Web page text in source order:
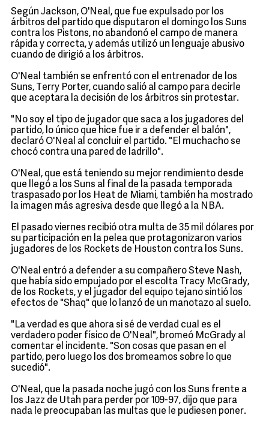
Según Jackson, O'Neal, que fue expulsado por los
árbitros del partido que disputaron el domingo los Suns
contra los Pistons, no abandonó el campo de manera
rápida y correcta, y además utilizó un lenguaje abusivo
cuando de dirigió a los árbitros.
O'Neal también se enfrentó con el entrenador de los
Suns, Terry Porter, cuando salió al campo para decirle
que aceptara la decisión de los árbitros sin protestar.
"No soy el tipo de jugador que saca a los jugadores del
partido, lo único que hice fue ir a defender el balón",
declaró O'Neal al concluir el partido. "El muchacho se
chocó contra una pared de ladrillo".
O'Neal, que está teniendo su mejor rendimiento desde
que llegó a los Suns al final de la pasada temporada
traspasado por los Heat de Miami, también ha mostrado
la imagen más agresiva desde que llegó a la NBA.
El pasado viernes recibió otra multa de 35 mil dólares por
su participación en la pelea que protagonizaron varios
jugadores de los Rockets de Houston contra los Suns.
O'Neal entró a defender a su compañero Steve Nash,
que había sido empujado por el escolta Tracy McGrady,
de los Rockets, y el jugador del equipo tejano sintió los
efectos de "Shaq" que lo lanzó de un manotazo al suelo.
"La verdad es que ahora si sé de verdad cual es el
verdadero poder físico de O'Neal", bromeó McGrady al
comentar el incidente. "Son cosas que pasan en el
partido, pero luego los dos bromeamos sobre lo que
sucedió".
O'Neal, que la pasada noche jugó con los Suns frente a
los Jazz de Utah para perder por 109-97, dijo que para
nada le preocupaban las multas que le pudiesen poner.